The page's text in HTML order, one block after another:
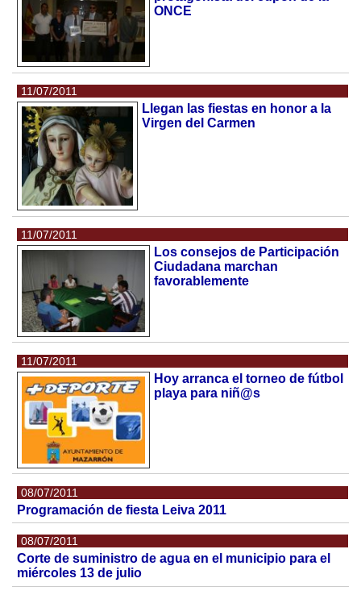
ONCE
11/07/2011
Llegan las fiestas en honor a la
Virgen del Carmen
11/07/2011
Los consejos de Participación
Ciudadana marchan
favorablemente
11/07/2011
Hoy arranca el torneo de fútbol
playa para niñ@s
08/07/2011
Programación de fiesta Leiva 2011
08/07/2011
Corte de suministro de agua en el municipio para el
miércoles 13 de julio